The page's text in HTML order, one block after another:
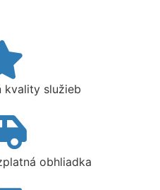
kvality služieb
obhliadka